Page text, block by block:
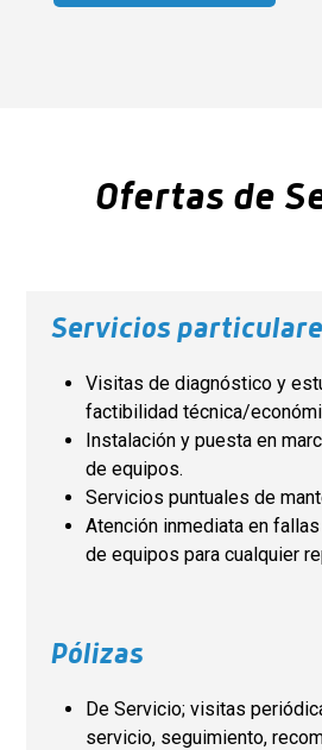
Ofertas de
Servicios
Visitas de diagnóstico y
factibilidad técnica/
Instalación y puesta en
de equipos.
Servicios puntuales de
Atención inmediata en fallas
de equipos para cualquier
Pólizas
De Servicio; visitas
servicio, seguimiento,